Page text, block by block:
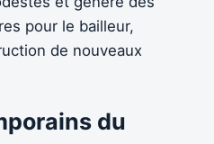
pour le bailleur,
de nouveaux
du